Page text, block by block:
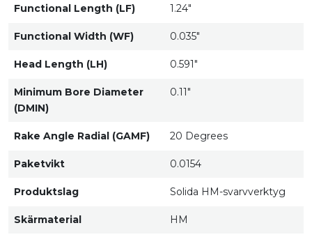
Functional Length (LF) 1.24"
Functional Width (WF) 0.035"
Head Length (LH) 0.591"
Minimum Bore Diameter
(DMIN)
0.11"
Rake Angle Radial (GAMF) 20 Degrees
Paketvikt 0.0154
Produktslag Solida HM-svarvverktyg
Skärmaterial HM